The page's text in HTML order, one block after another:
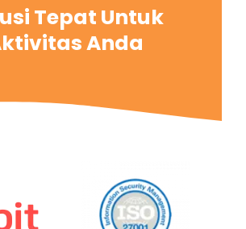
Tepat Untuk
Anda